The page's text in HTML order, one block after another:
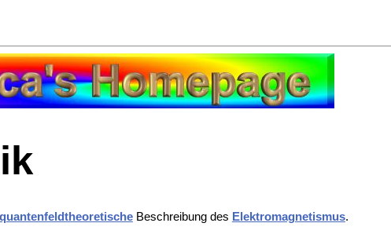
quantenfeldtheoretischeBeschreibung des Elektromagnetismus.